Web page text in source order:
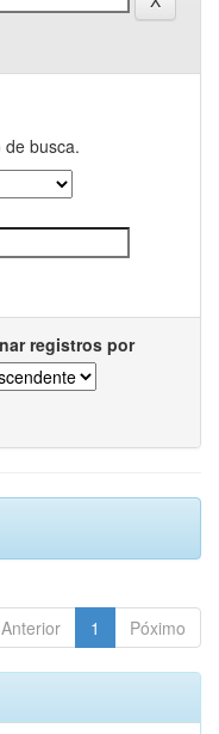
busca.
registros por
Anterior 1 Póximo